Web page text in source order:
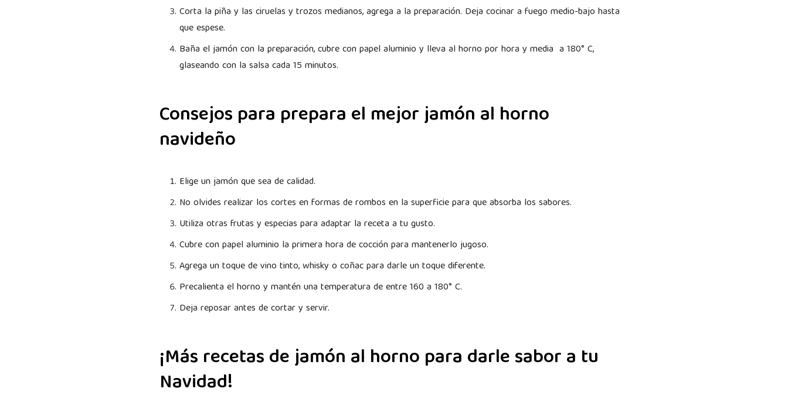
Corta la piña y las ciruelas y trozos medianos, agrega a la preparación. Deja cocinar a fuego medio-bajo hasta
que espese.
Baña el jamón con la preparación, cubre con papel aluminio y lleva al horno por hora y media a 180° C,
glaseando con la salsa cada 15 minutos.
Consejos para prepara el mejor jamón al horno
navideño
Elige un jamón que sea de calidad.
No olvides realizar los cortes en formas de rombos en la superficie para que absorba los sabores.
Utiliza otras frutas y especias para adaptar la receta a tu gusto.
Cubre con papel aluminio la primera hora de cocción para mantenerlo jugoso.
Agrega un toque de vino tinto, whisky o coñac para darle un toque diferente.
Precalienta el horno y mantén una temperatura de entre 160 a 180° C.
Deja reposar antes de cortar y servir.
¡Más recetas de jamón al horno para darle sabor a tu
Navidad!